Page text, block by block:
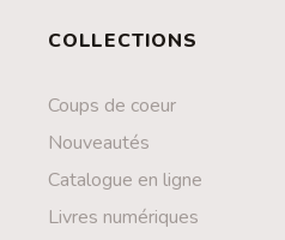
COLLECTIONS
Coups de coeur
Nouveautés
Catalogue en ligne
Livres numériques